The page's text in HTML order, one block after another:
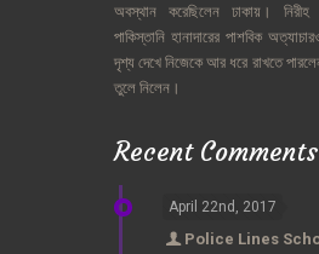
অবস্থান
করেছিলেন ঢাকায়। নিরীহ
পাকিস্তানি হানাদারের পাশবিক
দৃশ্য দেখে নিজেকে আর ধরে রাখতে
তুলে নিলেন।
Recent Comments
April 22nd, 2017
Police Lines